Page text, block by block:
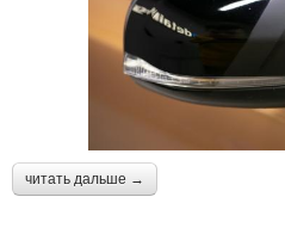
читать дальше →